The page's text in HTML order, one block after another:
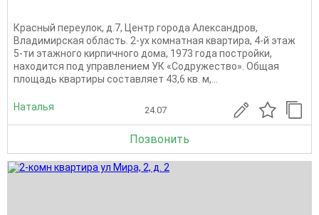
Красный переулок, д.7, Центр города Александров,
Владимирская область. 2-ух комнатная квартира, 4-й этаж
5-ти этажного кирпичного дома, 1973 года постройки,
находится под управлением УК «Содружество». Общая
площадь квартиры составляет 43,6 кв. м,...
Наталья 24.07
Позвонить